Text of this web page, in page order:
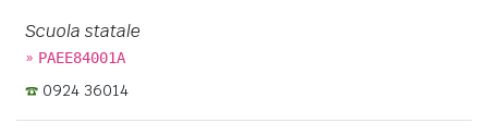
Scuola statale
» PAEE84001A
0924 36014